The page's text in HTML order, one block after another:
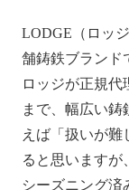
LODGE（ロッ
舗鋳鉄ブランド
ロッジが正規
まで、幅広い
えば「扱いが
ると思いますが
シーズニング済